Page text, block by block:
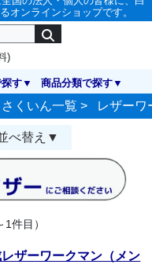
オンラインショップです。
)
す 商品分類で探す
さくいん一覧 > レザーワ
べ替え
1件目）
ザーワークマン（メン